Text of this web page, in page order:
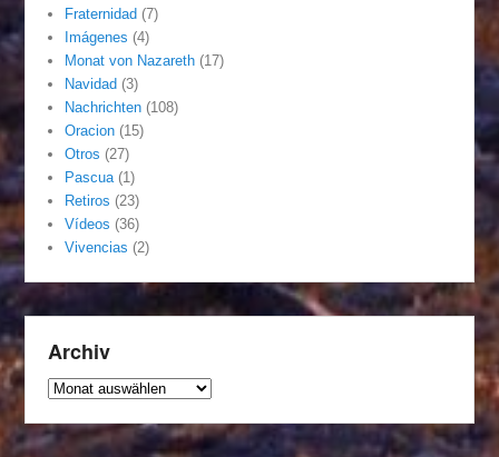
Fraternidad (7)
Imágenes (4)
Monat von Nazareth (17)
Navidad (3)
Nachrichten (108)
Oracion (15)
Otros (27)
Pascua (1)
Retiros (23)
Vídeos (36)
Vivencias (2)
Archiv
Archiv